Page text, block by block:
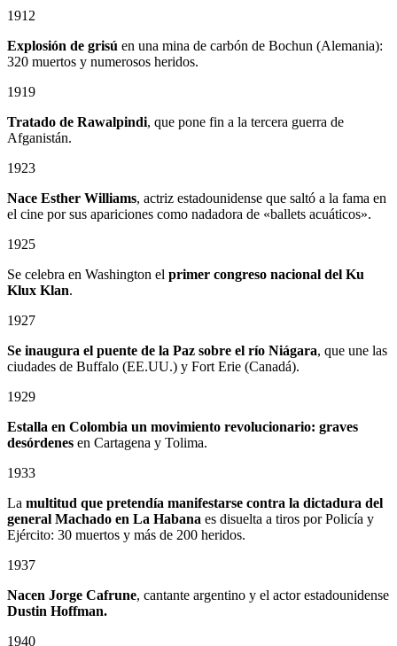
1912
Explosión de grisú en una mina de carbón de Bochun (Alemania):
320 muertos y numerosos heridos.
1919
Tratado de Rawalpindi, que pone fin a la tercera guerra de
Afganistán.
1923
Nace Esther Williams, actriz estadounidense que saltó a la fama en
el cine por sus apariciones como nadadora de «ballets acuáticos».
1925
Se celebra en Washington el primer congreso nacional del Ku
Klux Klan.
1927
Se inaugura el puente de la Paz sobre el río Niágara, que une las
ciudades de Buffalo (EE.UU.) y Fort Erie (Canadá).
1929
Estalla en Colombia un movimiento revolucionario: graves
desórdenes en Cartagena y Tolima.
1933
La multitud que pretendía manifestarse contra la dictadura del
general Machado en La Habana es disuelta a tiros por Policía y
Ejército: 30 muertos y más de 200 heridos.
1937
Nacen Jorge Cafrune, cantante argentino y el actor estadounidense
Dustin Hoffman.
1940